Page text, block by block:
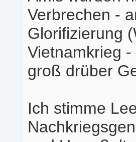
Verbrechen -
Glorifizierung
Vietnamkrieg
groß drüber
Ich stimme